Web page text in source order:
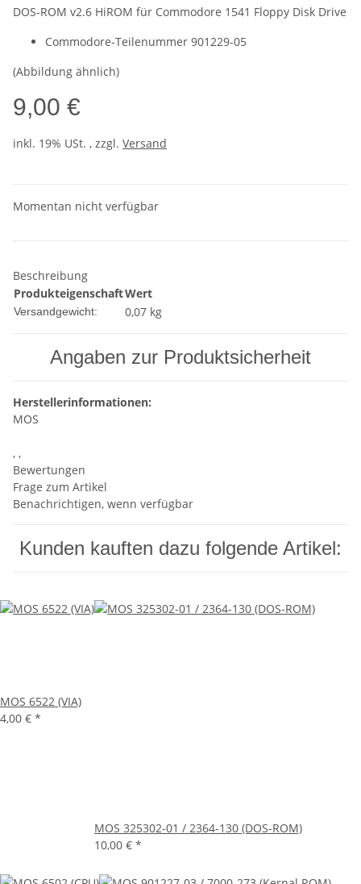
DOS-ROM v2.6 HiROM für Commodore 1541 Floppy Disk Drive
Commodore-Teilenummer 901229-05
(Abbildung ähnlich)
9,00 €
inkl. 19% USt. , zzgl. Versand
Momentan nicht verfügbar
Beschreibung
ProdukteigenschaftWert
Versandgewicht: 0,07 kg
Angaben zur Produktsicherheit
Herstellerinformationen:
MOS
, ,
Bewertungen
Frage zum Artikel
Benachrichtigen, wenn verfügbar
Kunden kauften dazu folgende Artikel:
MOS 6522 (VIA)
4,00 € *
MOS 325302-01 / 2364-130 (DOS-ROM)
10,00 € *